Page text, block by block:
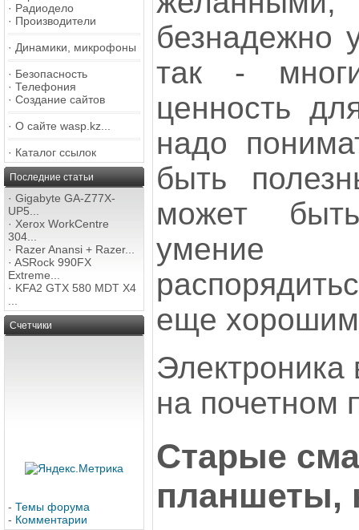
· Радиодело
· Производители
· Динамики, микрофоны
· Безопасность
· Телефония
· Создание сайтов
· О сайте wasp.kz...
· Каталог ссылок
Последние статьи
· Gigabyte GA-Z77X-
UP5...
· Xerox WorkCentre
304...
· Razer Anansi + Razer...
· ASRock 990FX
Extreme...
· KFA2 GTX 580 MDT X4
Счетчики
- Темы форума
- Комментарии
безнадежно
так -
ценность
надо
быть
может
еще
Электроника
на почетном
Старые
планшеты,